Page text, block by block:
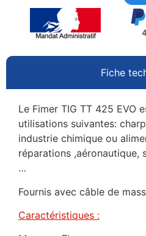
Fiche
Le Fimer TIG TT 425 EVO
utilisations suivantes:
industrie chimique ou
réparations ,aéronautique,
…
Fournis avec câble de
Caractéristiques :